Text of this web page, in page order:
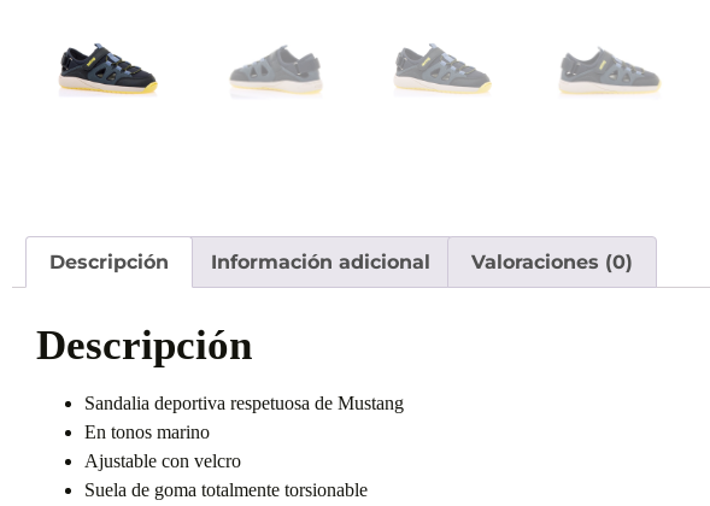
Descripción Información adicional Valoraciones (0)
Descripción
Sandalia deportiva respetuosa de Mustang
En tonos marino
Ajustable con velcro
Suela de goma totalmente torsionable